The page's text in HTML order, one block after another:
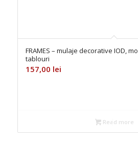
FRAMES – mulaje decorative IOD,
tablouri
157,00 lei
Read more